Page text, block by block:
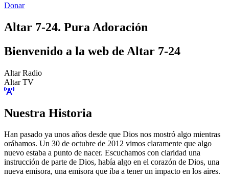
Donar
Altar 7-24. Pura Adoración
Bienvenido a la web de Altar 7-24
Altar Radio
Altar TV
Nuestra Historia
Han pasado ya unos años desde que Dios nos mostró algo mientras
orábamos. Un 30 de octubre de 2012 vimos claramente que algo
nuevo estaba a punto de nacer. Escuchamos con claridad una
instrucción de parte de Dios, había algo en el corazón de Dios, una
nueva emisora, una emisora que iba a tener un impacto en los aires.